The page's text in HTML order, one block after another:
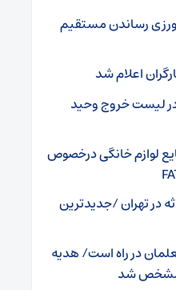
رساندن مستقیم
اعلام شد
لیست خروج وحید
لوازم خانگی درخصوص
در تهران /جدیدترین
در راه است/ هدیه